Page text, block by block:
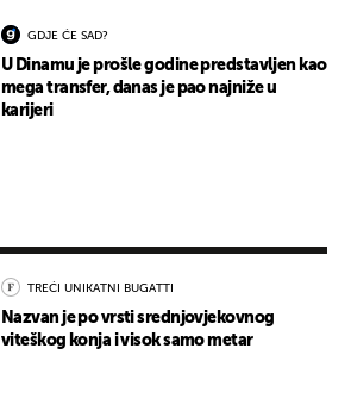
GDJE ĆE SAD?
U Dinamu je prošle godine predstavljen kao
mega transfer, danas je pao najniže u
karijeri
TREĆI UNIKATNI BUGATTI
Nazvan je po vrsti srednjovjekovnog
viteškog konja i visok samo metar